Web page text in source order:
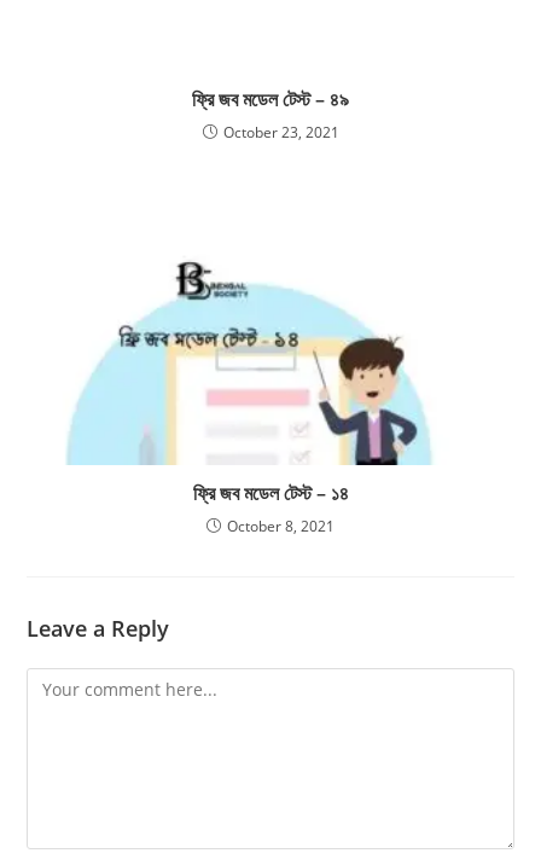
ফ্রি জব মডেল টেস্ট – ৪৯
October 23, 2021
ফ্রি জব মডেল টেস্ট – ১৪
October 8, 2021
Leave a Reply